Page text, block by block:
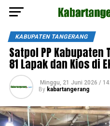
KABUPATEN TANGERANG
Satpol PP
81 Lapak dan Kios di
Minggu, 21 Juni 2026 /
By kabartangerang